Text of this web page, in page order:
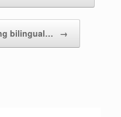
bilingual… →